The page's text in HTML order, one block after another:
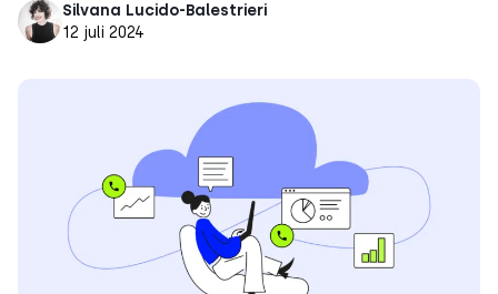
Silvana Lucido-Balestrieri
12 juli 2024